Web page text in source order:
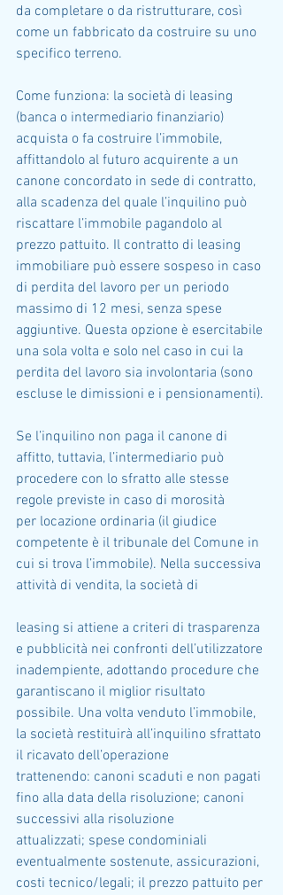
da completare o da ristrutturare, così
come un fabbricato da costruire su uno
specifico terreno.
Come funziona: la società di leasing
(banca o intermediario finanziario)
acquista o fa costruire l’immobile,
affittandolo al futuro acquirente a un
canone concordato in sede di contratto,
alla scadenza del quale l’inquilino può
riscattare l’immobile pagandolo al
prezzo pattuito. Il contratto di leasing
immobiliare può essere sospeso in caso
di perdita del lavoro per un periodo
massimo di 12 mesi, senza spese
aggiuntive. Questa opzione è esercitabile
una sola volta e solo nel caso in cui la
perdita del lavoro sia involontaria (sono
escluse le dimissioni e i pensionamenti).
Se l’inquilino non paga il canone di
affitto, tuttavia, l’intermediario può
procedere con lo sfratto alle stesse
regole previste in caso di morosità
per locazione ordinaria (il giudice
competente è il tribunale del Comune in
cui si trova l’immobile). Nella successiva
attività di vendita, la società di
leasing si attiene a criteri di trasparenza
e pubblicità nei confronti dell’utilizzatore
inadempiente, adottando procedure che
garantiscano il miglior risultato
possibile. Una volta venduto l’immobile,
la società restituirà all’inquilino sfrattato
il ricavato dell’operazione
trattenendo: canoni scaduti e non pagati
fino alla data della risoluzione; canoni
successivi alla risoluzione
attualizzati; spese condominiali
eventualmente sostenute, assicurazioni,
costi tecnico/legali; il prezzo pattuito per